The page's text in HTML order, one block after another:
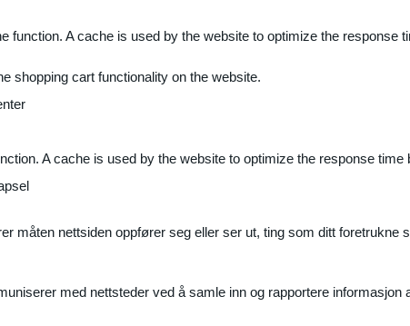
function. A cache is used by the website to optimize the response
shopping cart functionality on the website.
A cache is used by the website to optimize the response
måten nettsiden oppfører seg eller ser ut, ting som ditt foretrukne
med nettsteder ved å samle inn og rapportere informasjon